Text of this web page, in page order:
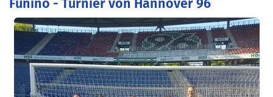
Funino - Turnier von Hannover 96